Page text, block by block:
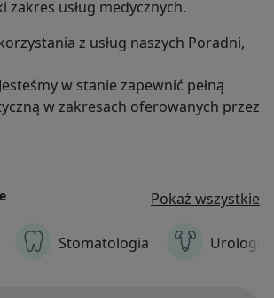
zakres usług medycznych.
z usług naszych Poradni,
w stanie zapewnić pełną
w zakresach oferowanych przez
Pokaż wszystkie
Stomatologia Urologia